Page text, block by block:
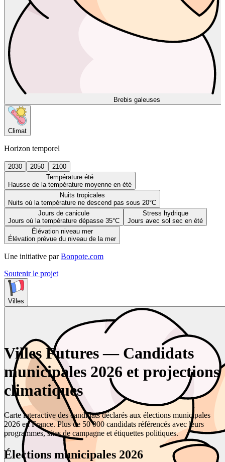
Brebis galeuses
Climat
Horizon temporel
2030 2050
2100
Température été
Hausse de la température moyenne en été
Nuits tropicales
Nuits où la température ne descend pas sous 20°C
Jours de canicule
Jours où la température dépasse 35°C
Stress hydrique
Jours avec sol sec en été
Élévation niveau mer
Élévation prévue du niveau de la mer
Une initiative par Bonpote.com
Soutenir le projet
Villes
Villes Futures — Candidats
municipales 2026 et projections
climatiques
Carte interactive des candidats déclarés aux élections municipales
2026 en France. Plus de 50 000 candidats référencés avec leurs
programmes, sites de campagne et étiquettes politiques.
Élections municipales 2026